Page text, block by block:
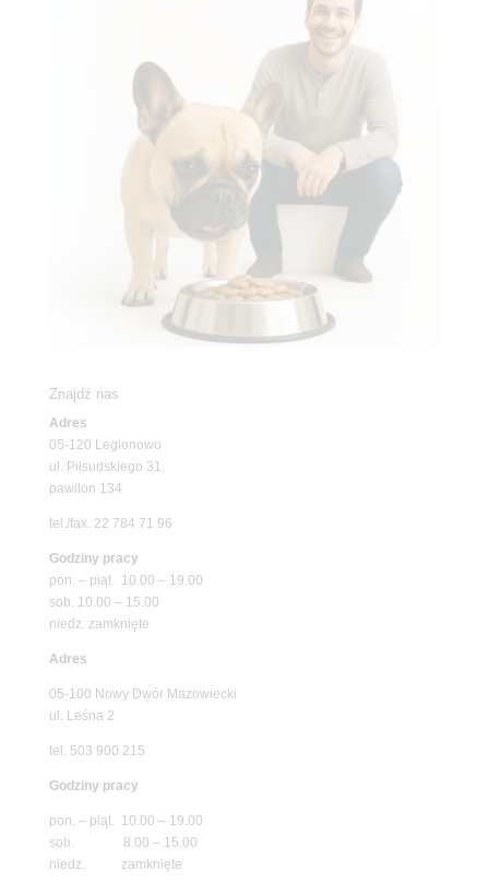
Znajdź nas
Adres
05-120 Legionowo
ul. Piłsudskiego 31,
pawilon 134
tel./fax. 22 784 71 96
Godziny pracy
pon. – piąt. 10.00 – 19.00
sob. 10.00 – 15.00
niedz. zamknięte
Adres
05-100 Nowy Dwór Mazowiecki
ul. Leśna 2
tel. 503 900 215
Godziny pracy
pon. – piąt. 10.00 – 19.00
sob. 8.00 – 15.00
niedz. zamknięte